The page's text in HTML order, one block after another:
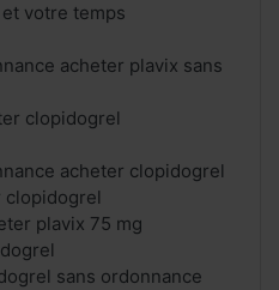
votre temps
acheter plavix sans
clopidogrel
acheter clopidogrel
clopidogrel
plavix 75 mg
sans ordonnance